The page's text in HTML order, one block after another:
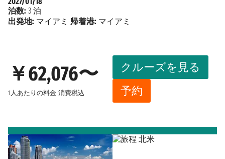
￥62,076〜
1人あたりの料金 消費税込
クルーズを見る
予約
泊数: 3 泊
出発地: マイアミ 帰着港: マイアミ